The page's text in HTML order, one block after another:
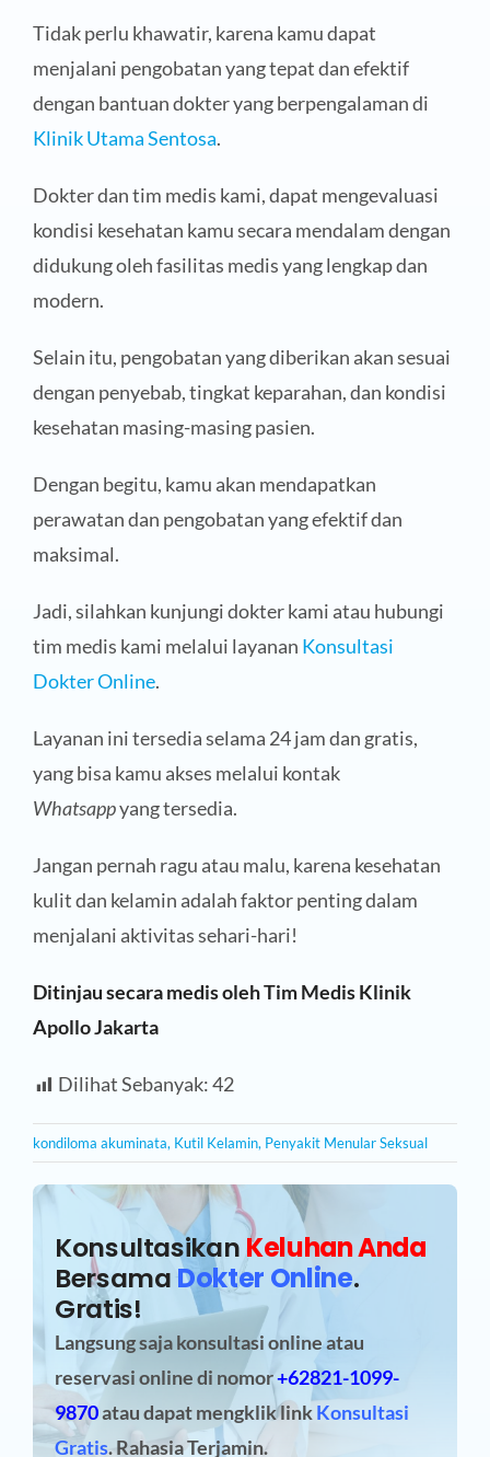
Tidak perlu khawatir, karena kamu dapat
menjalani pengobatan yang tepat dan efektif
dengan bantuan dokter yang berpengalaman di
Klinik Utama Sentosa.
Dokter dan tim medis kami, dapat mengevaluasi
kondisi kesehatan kamu secara mendalam dengan
didukung oleh fasilitas medis yang lengkap dan
modern.
Selain itu, pengobatan yang diberikan akan sesuai
dengan penyebab, tingkat keparahan, dan kondisi
kesehatan masing-masing pasien.
Dengan begitu, kamu akan mendapatkan
perawatan dan pengobatan yang efektif dan
maksimal.
Jadi, silahkan kunjungi dokter kami atau hubungi
tim medis kami melalui layanan Konsultasi
Dokter Online.
Layanan ini tersedia selama 24 jam dan gratis,
yang bisa kamu akses melalui kontak
Whatsappyang tersedia.
Jangan pernah ragu atau malu, karena kesehatan
kulit dan kelamin adalah faktor penting dalam
menjalani aktivitas sehari-hari!
Ditinjau secara medis oleh Tim Medis Klinik
Apollo Jakarta
Dilihat Sebanyak:42
kondiloma akuminata, Kutil Kelamin, Penyakit Menular Seksual
Konsultasikan Keluhan Anda
BersamaDokter Online.
Gratis!
Langsung saja konsultasi online atau
reservasi onlinedi nomor+62821-1099-
9870atau dapat mengklik linkKonsultasi
Gratis. Rahasia Terjamin.